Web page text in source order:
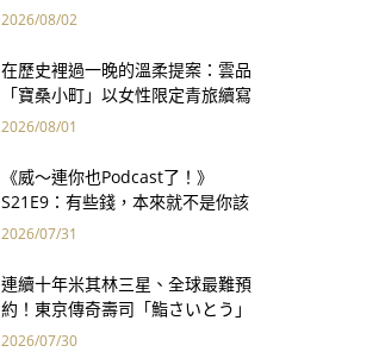
Kering轉型策略初現成效、Prada
2026/08/02
在歷史裡過一晚的溫柔提案：雲品
「寶桑小町」以女性限定青旅續寫
台東老屋記憶
2026/08/01
《威～連你也Podcast了！》
S21E9：有些錢，本來就不是你該
賺的——讀《一個投機者的告白》
2026/07/31
連續十年米其林三星、全球最難預
約！東京傳奇壽司「鮨さいとう」
為何破例首度來台？
2026/07/30